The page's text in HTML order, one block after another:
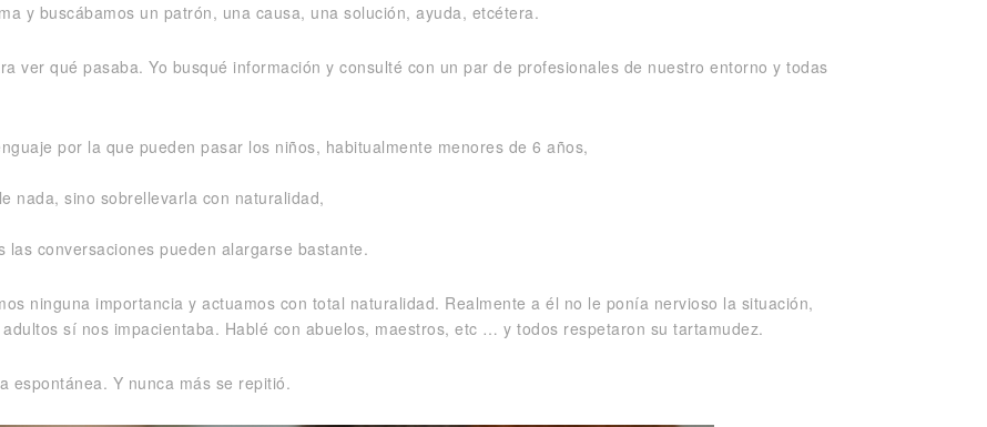
y buscábamos un patrón, una causa, una solución, ayuda, etcétera.
ver qué pasaba. Yo busqué información y consulté con un par de profesionales de nuestro entorno y todas
por la que pueden pasar los niños, habitualmente menores de 6 años,
nada, sino sobrellevarla con naturalidad,
conversaciones pueden alargarse bastante.
ninguna importancia y actuamos con total naturalidad. Realmente a él no le ponía nervioso la situación,
sí nos impacientaba. Hablé con abuelos, maestros, etc … y todos respetaron su tartamudez.
espontánea. Y nunca más se repitió.